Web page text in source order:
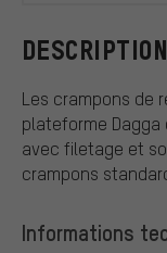
Les crampons de
plateforme Dagga
avec filetage et
crampons
Informations